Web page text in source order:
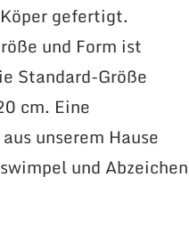
gefertigt.
und Form ist
Standard-Größe
cm. Eine
unserem Hause
und